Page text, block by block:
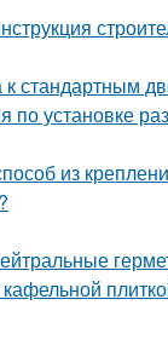
стандартным
по установке
из